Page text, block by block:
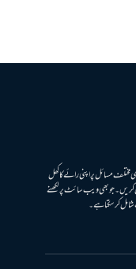
مختلف مسائل پر اپنی رائے کا کھل
کریں۔ جو بھی ویب سائٹ پر لکھنے
شامل کرسکتا ہے۔